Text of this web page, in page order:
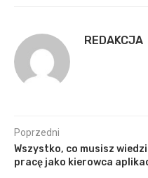
REDAKCJA
Poprzedni
Wszystko, co musisz
pracę jako kierowca